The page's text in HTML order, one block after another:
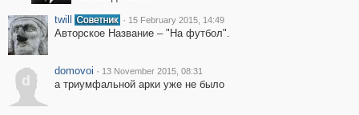
twill
· 15 February 2015, 14:49
Авторское Название – "На футбол".
d
domovoi · 13 November 2015, 08:31
а триумфальной арки уже не было